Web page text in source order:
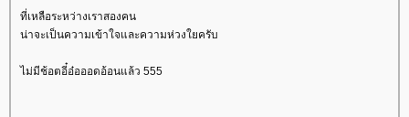
ที่เหลือระหว่างเราสองคน
น่าจะเป็นความเข้าใจและความห่วงใยครับ
ไม่มีช้อตอี๋อ๋อออดอ้อนแล้ว 555